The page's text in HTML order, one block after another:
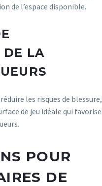
de l’espace disponible.
DE LA
les risques de blessure,
de jeu idéale qui favorise
POUR
DE